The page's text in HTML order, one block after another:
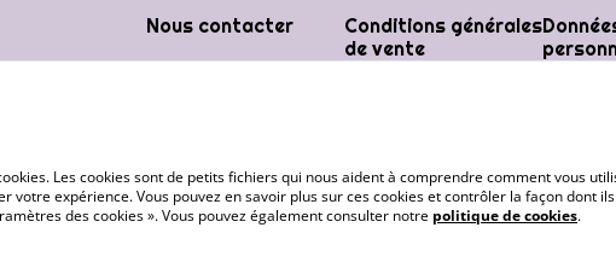
Nous contacter
Conditions générales
de vente
Pounette
Les cookies sont de petits fichiers qui nous aident à comprendre comment vous
votre expérience. Vous pouvez en savoir plus sur ces cookies et contrôler la façon dont
des cookies ». Vous pouvez également consulter notre politique de cookies.